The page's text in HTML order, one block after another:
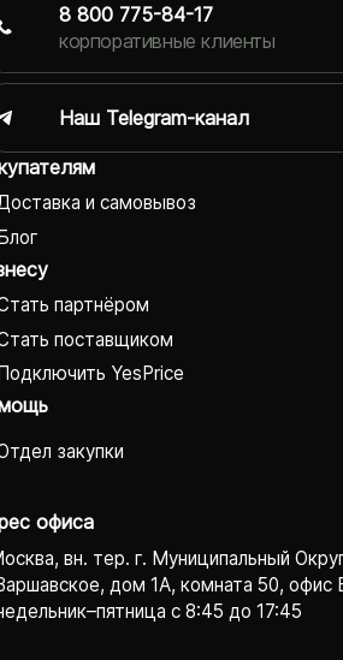
и самовывоз
партнёром
поставщиком
YesPrice
закупки
офиса
вн. тер. г. Муниципальный
дом 1А, комната 50, офис
с 8:45 до 17:45
8 800 775-84-17
корпоративные клиенты
Наш Telegram-канал